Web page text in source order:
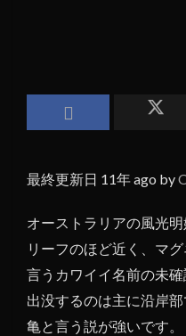
最終更新日 11年 ago by
オーストラリアの風光
リーフのほど近く、マ
言うカワイイ名前の未確
出没するのは主に沿岸
亀と言う説が強いです。